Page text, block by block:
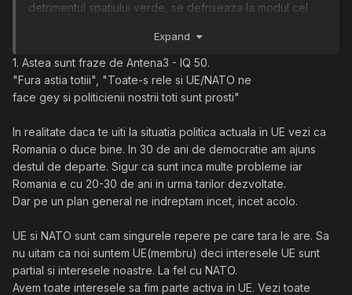
detrimentul spatiului verde, se defriseaza la modul cel
Deja sunt multi pensionari per cap de om care munceste,
urmeaza sa iasa si valuri intregi de decretei la pensie si
deja sistemul de pensii este praf, crezi ca vei avea
batraneti linistite in Romania? Plus ca cei saraci sunt din
doua se unesc intr-un scop comun si o pun de un
comunism/socialism la cote maxime. UE nu face prea
mare lucru si nu prea cred ca ar trebui sa ne bazam prea
mult pe UE si NATO fiindca astea isi vad doar propriile
interese.
Expand
1. Astea sunt fraze de Antena3 - IQ 50.
"Fura astia totiii", "Toate-s rele si UE/NATO ne
face gey si politicienii nostrii toti sunt prosti"
In realitate daca te uiti la situatia politica actuala in UE vezi ca
Romania o duce bine. In 30 de ani de democratie am ajuns
destul de departe. Sigur ca sunt inca multe probleme iar
Romania e cu 20-30 de ani in urma tarilor dezvoltate.
Dar pe un plan general ne indreptam incet, incet acolo.
UE si NATO sunt cam singurele repere pe care tara le are. Sa
nu uitam ca noi suntem UE(membru) deci interesele UE sunt
partial si interesele noastre. La fel cu NATO.
Avem toate interesele sa fim parte activa in UE. Vezi toate